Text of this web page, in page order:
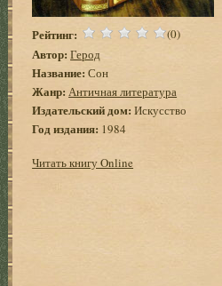
Рейтинг: (0)
Автор: Герод
Название: Сон
Жанр: Античная литература
Издательский дом: Искусство
Год издания: 1984
Читать книгу Online